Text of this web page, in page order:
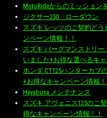
MotoRideからのミッション
ジクサー250 ローダウン
スズキ レッツのご契約ど
ンペーン情報！！
スズキ バーグマンストリー
いました+お得な選べるキ
ホンダ CT125ハンターカブ
+お得なキャンペーン情報！
Hayabusa メンテナンス
スズキ アヴェニス125のご
得なキャンペーン情報！！